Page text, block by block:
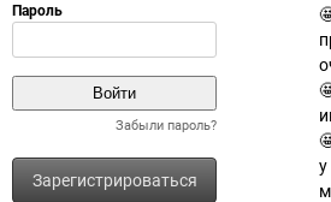
Забыли пароль?
Зарегистрироваться